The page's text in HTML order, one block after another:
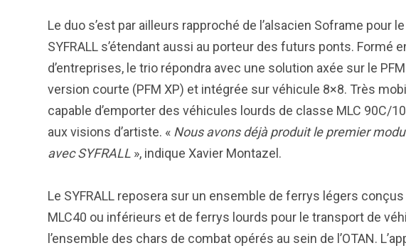
Le duo s’est par ailleurs rapproché de l’alsacien Soframe pour
SYFRALL s’étendant aussi au porteur des futurs ponts. Formé
d’entreprises, le trio répondra avec une solution axée sur le
version courte (PFM XP) et intégrée sur véhicule 8×8. Très
capable d’emporter des véhicules lourds de classe MLC 90C/
aux visions d’artiste. « Nous avons déjà produit le premier
avec SYFRALL », indique Xavier Montazel.
Le SYFRALL reposera sur un ensemble de ferrys légers
MLC40 ou inférieurs et de ferrys lourds pour le transport de
l’ensemble des chars de combat opérés au sein de l’OTAN.